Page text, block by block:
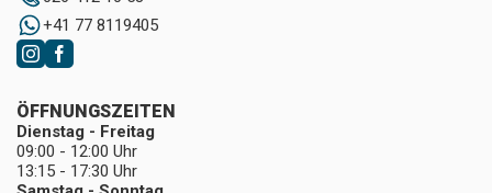
+41 77 8119405
ÖFFNUNGSZEITEN
Dienstag - Freitag
09:00 - 12:00 Uhr
13:15 - 17:30 Uhr